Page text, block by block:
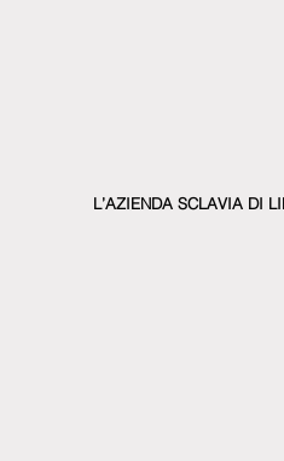
L’AZIENDA SCLAVIA DI